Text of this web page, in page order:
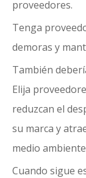
proveedores.
Tenga
demoras y
También
Elija
reduzcan el
su marca y
medio
Cuando sigue